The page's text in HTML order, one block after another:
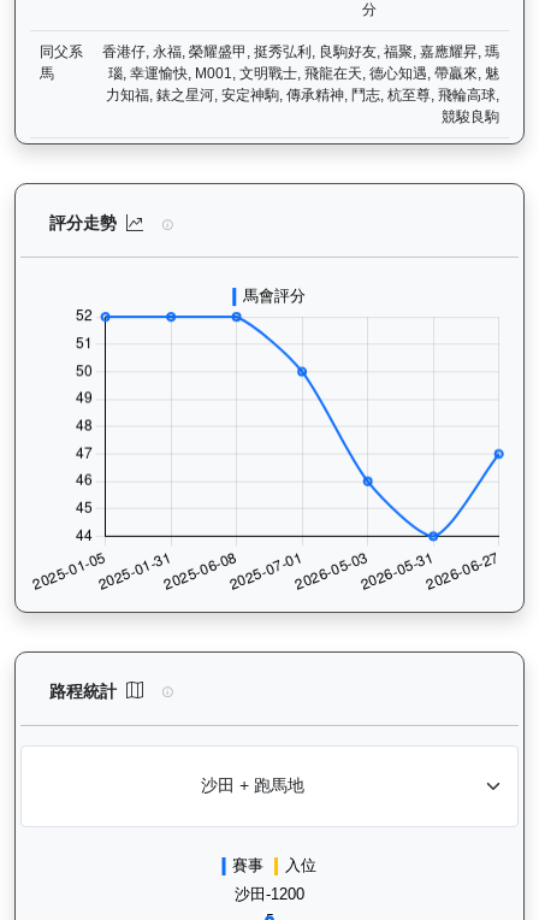
分
同父系
馬
香港仔, 永福, 榮耀盛甲, 挺秀弘利, 良駒好友, 福聚, 嘉應耀昇, 瑪
瑙, 幸運愉快, M001, 文明戰士, 飛龍在天, 德心知遇, 帶贏來, 魅
力知福, 錶之星河, 安定神駒, 傳承精神, 鬥志, 杭至尊, 飛輪高球,
競駿良駒
評分走勢 嘉應光彩（K134）— 評分走勢圖表：追蹤香
路程統計 嘉應光彩（K134）— 路程統計分析：查看香港